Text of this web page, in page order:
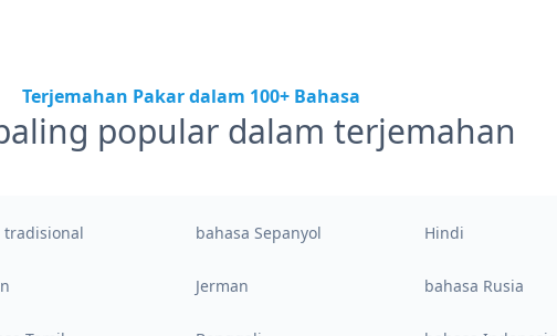
Terjemahan Pakar dalam 100+ Bahasa
popular dalam terjemahan
tradisional bahasa Sepanyol Hindi
Jerman bahasa Rusia